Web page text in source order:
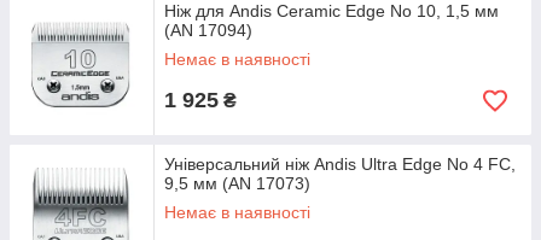
Ніж для Andis Ceramic Edge No 10, 1,5 мм
(AN 17094)
Немає в наявності
1 925 ₴
Універсальний ніж Andis Ultra Edge No 4 FC,
9,5 мм (AN 17073)
Немає в наявності